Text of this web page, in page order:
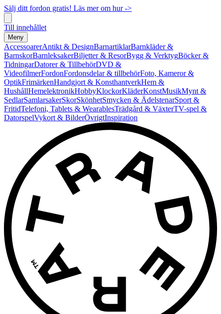
Sälj ditt fordon gratis! Läs mer om hur ->
Till innehållet
Meny
AccessoarerAntikt & DesignBarnartiklarBarnkläder &
BarnskorBarnleksakerBiljetter & ResorBygg & VerktygBöcker &
TidningarDatorer & TillbehörDVD &
VideofilmerFordonFordonsdelar & tillbehörFoto, Kameror &
OptikFrimärkenHandgjort & KonsthantverkHem &
HushållHemelektronikHobbyKlockorKläderKonstMusikMynt &
SedlarSamlarsakerSkorSkönhetSmycken & ÄdelstenarSport &
FritidTelefoni, Tablets & WearablesTrädgård & VäxterTV-spel &
DatorspelVykort & BilderÖvrigtInspiration